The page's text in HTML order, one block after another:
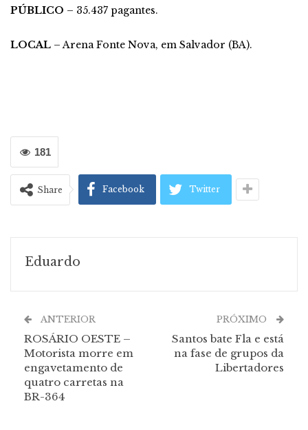
PÚBLICO – 35.437 pagantes.
LOCAL – Arena Fonte Nova, em Salvador (BA).
181
Share Facebook Twitter
Eduardo
ANTERIOR
ROSÁRIO OESTE –
Motorista morre em
engavetamento de
quatro carretas na
BR-364
PRÓXIMO
Santos bate Fla e está
na fase de grupos da
Libertadores